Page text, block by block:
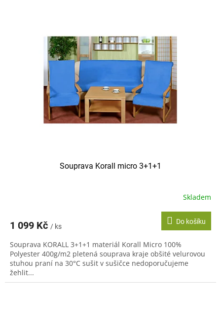
Souprava Korall micro 3+1+1
Skladem
1 099 Kč / ks
Do košíku
Souprava KORALL 3+1+1 materiál Korall Micro 100%
Polyester 400g/m2 pletená souprava kraje obšité velurovou
stuhou praní na 30°C sušit v sušičce nedoporučujeme
žehlit...